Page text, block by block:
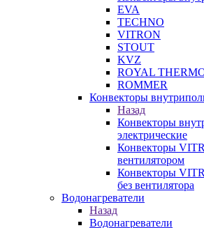
EVA
TECHNO
VITRON
STOUT
KVZ
ROYAL
ROMMER
Конвекторы
Назад
Конвекторы
электрические
Конвекторы
вентилятором
Конвекторы
без вентилятора
Водонагреватели
Назад
Водонагреватели